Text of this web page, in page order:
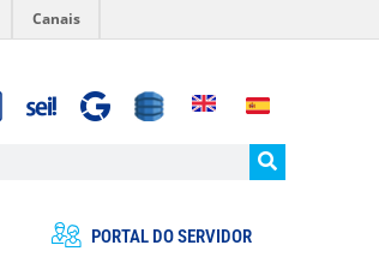
Canais
PORTAL DO SERVIDOR